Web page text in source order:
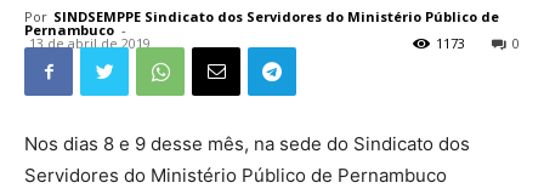
Por SINDSEMPPE Sindicato dos Servidores do Ministério Público de
Pernambuco -
13 de abril de 2019 0
1173
Nos dias 8 e 9 desse mês, na sede do Sindicato dos
Servidores do Ministério Público de Pernambuco